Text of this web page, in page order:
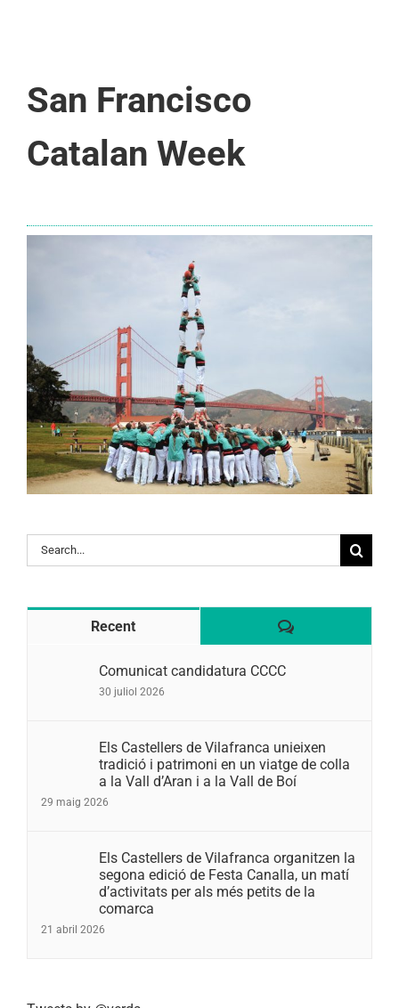
San Francisco
Catalan Week
Search
for:
Recent Comentaris
Comunicat candidatura CCCC
30 juliol 2026
Els Castellers de Vilafranca unieixen
tradició i patrimoni en un viatge de colla
a la Vall d’Aran i a la Vall de Boí
29 maig 2026
Els Castellers de Vilafranca organitzen la
segona edició de Festa Canalla, un matí
d’activitats per als més petits de la
comarca
21 abril 2026